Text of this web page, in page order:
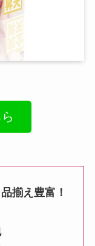
揃え豊富！